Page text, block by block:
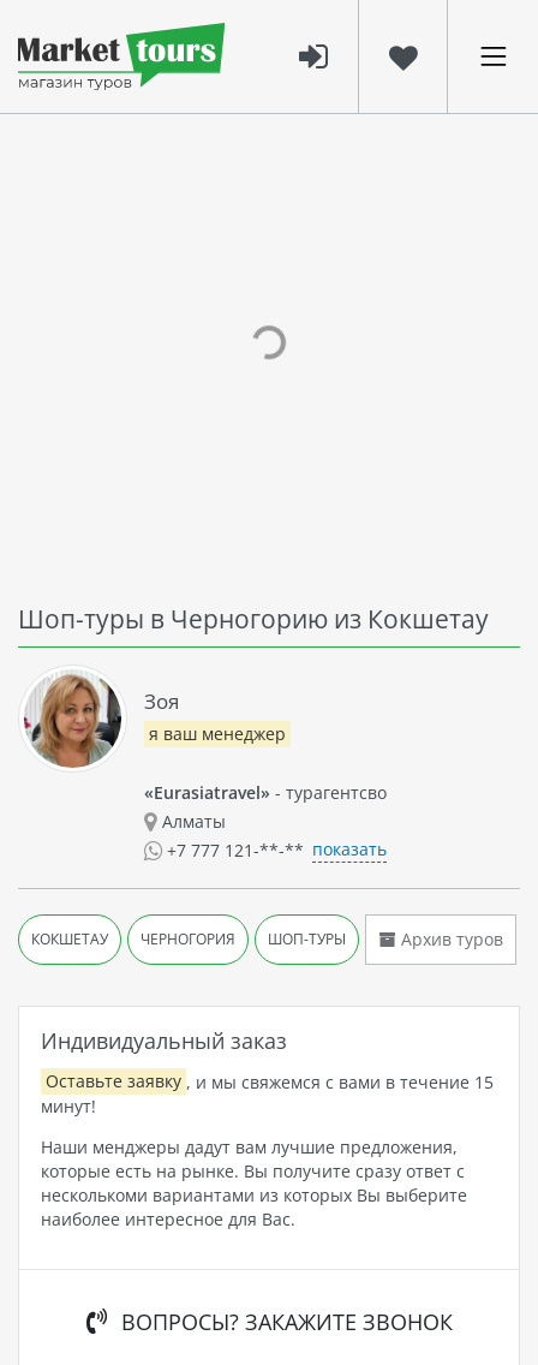
Шоп-туры в Черногорию из Кокшетау
Индивидуальный заказ
Оставьте заявку , и мы свяжемся с вами в течение 15
минут!
Наши менджеры дадут вам лучшие предложения,
которые есть на рынке. Вы получите сразу ответ с
несколькоми вариантами из которых Вы выберите
наиболее интересное для Вас.
ВОПРОСЫ? ЗАКАЖИТЕ ЗВОНОК
Зоя
я ваш менеджер
«Eurasiatravel» - турагентсво
Алматы
+7 777 121-**-** показать
КОКШЕТАУ ЧЕРНОГОРИЯ ШОП-ТУРЫ Архив туров